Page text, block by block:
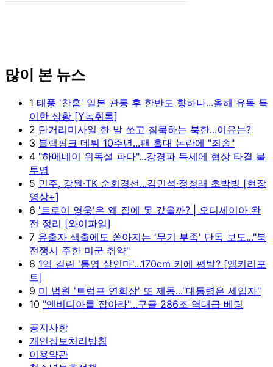
많이 본 뉴스
1 태풍 '찬홈' 일본 관통 후 한반도 향하나...올해 유독 특
이한 상황 [Y녹취록]
2 단거리미사일 한 발 쏘고 침묵하는 북한...이유는?
3 블랙핑크 데뷔 10주년...팬 홀대 논란에 "죄송"
4 "하메네이 위독설 파다"...강경파 득세에 협상 타결 불
투명
5 민주, 강원·TK 순회경선...김민석·정청래 초박빙 [현장
영상+]
6 '트로이 영웅'은 왜 집에 못 갔을까? | 오디세이아 완
전 정리 [와이파일]
7 유출자 색출에도 쏟아지는 '무기 부족' 단독 보도..."북
전쟁시 주한 미군 취약"
8 1억 걸린 '통영 살인마'...170cm 키에 평발? [앵커리포
트]
9 미 법원 '트럼프 연회장' 또 제동..."대통령은 세입자"
10 "엔비디아를 잡아라"...구글 286조 역대급 베팅
공지사항
개인정보처리방침
이용약관